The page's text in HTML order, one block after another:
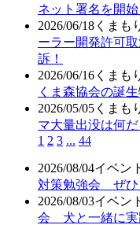
ネット署名を開始
2026/06/18 くまも
ーラー開発許可
訴！
2026/06/16 くまも
くま森協会の誕
2026/05/05 くまも
マ大量出没は何
1 2 3 ... 44
2026/08/04イベン
対策勉強会 ぜひ
2026/08/03イベン
会 犬と一緒に実